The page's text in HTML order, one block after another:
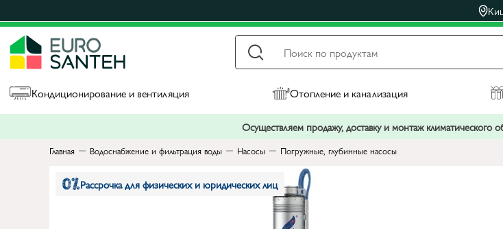
Кондиционирование и вентиляция Отопление и канализация
Осуществляем продажу, доставку и монтаж климатического
Главная Водоснабжение и фильтрация воды Насосы Погружные, глубинные насосы
Рассрочка для физических и юридических лиц